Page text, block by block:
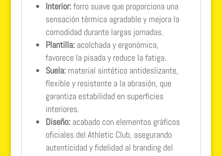
Interior:forro suave que proporciona una
sensación térmica agradable y mejora la
comodidad durante largas jornadas.
Plantilla:acolchada y ergonómica,
favorece la pisada y reduce la fatiga.
Suela:material sintético antideslizante,
flexible y resistente a la abrasión, que
garantiza estabilidad en superficies
interiores.
Diseño:acabado con elementos gráficos
oficiales del Athletic Club, asegurando
autenticidad y fidelidad al branding del